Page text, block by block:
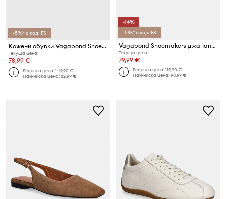
-5%* с код: FS
Кожени обувки Vagabond Shoemakers Paul 2.0
Текуща цена:
78,99 €
Редовна цена:149,90 €
Най-ниска цена:82,99 €
-14%
-5%* с код: FS
Vagabond Shoemakers джапанки дамски от кожа EVIE
Текуща цена:
79,99 €
Редовна цена:119,90 €
Най-ниска цена:93,99 €